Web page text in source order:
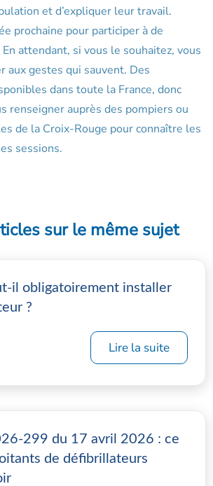
et d’expliquer leur travail.
prochaine pour participer à de
attendant, si vous le souhaitez, vous
aux gestes qui sauvent. Des
dans toute la France, donc
renseigner auprès des pompiers ou
de la Croix-Rouge pour connaître les
sessions.
sur le même sujet
il obligatoirement installer
?
Lire la suite
299 du 17 avril 2026 : ce
de défibrillateurs